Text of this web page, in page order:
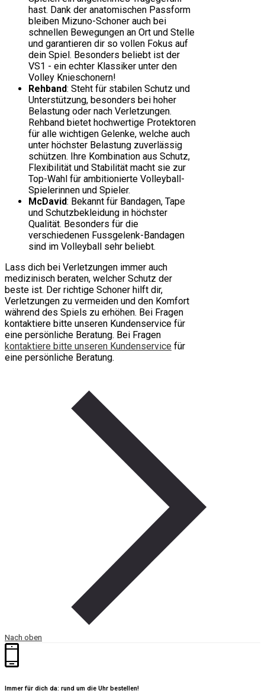
hast. Dank der anatomischen Passform
bleiben Mizuno-Schoner auch bei
schnellen Bewegungen an Ort und Stelle
und garantieren dir so vollen Fokus auf
dein Spiel. Besonders beliebt ist der
VS1 - ein echter Klassiker unter den
Volley Knieschonern!
Rehband: Steht für stabilen Schutz und
Unterstützung, besonders bei hoher
Belastung oder nach Verletzungen.
Rehband bietet hochwertige Protektoren
für alle wichtigen Gelenke, welche auch
unter höchster Belastung zuverlässig
schützen. Ihre Kombination aus Schutz,
Flexibilität und Stabilität macht sie zur
Top-Wahl für ambitionierte Volleyball-
Spielerinnen und Spieler.
McDavid: Bekannt für Bandagen, Tape
und Schutzbekleidung in höchster
Qualität. Besonders für die
verschiedenen Fussgelenk-Bandagen
sind im Volleyball sehr beliebt.
Lass dich bei Verletzungen immer auch
medizinisch beraten, welcher Schutz der
beste ist. Der richtige Schoner hilft dir,
Verletzungen zu vermeiden und den Komfort
während des Spiels zu erhöhen. Bei Fragen
kontaktiere bitte unseren Kundenservice für
eine persönliche Beratung. Bei Fragen
kontaktiere bitte unseren Kundenservice für
eine persönliche Beratung.
Nach oben
Immer für dich da: rund um die Uhr bestellen!